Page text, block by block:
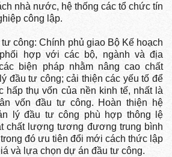
nhà nước, hệ thống các tổ chức tín
công lập.
công: Chính phủ giao Bộ Kế hoạch
hợp với các bộ, ngành và địa
biện pháp nhằm nâng cao chất
đầu tư công; cải thiện các yếu tố để
hấp thụ vốn của nền kinh tế, nhất là
vốn đầu tư công. Hoàn thiện hệ
lý đầu tư công phù hợp thông lệ
chất lượng tương đương trung bình
đó ưu tiên đổi mới cách thức lập
và lựa chọn dự án đầu tư công.